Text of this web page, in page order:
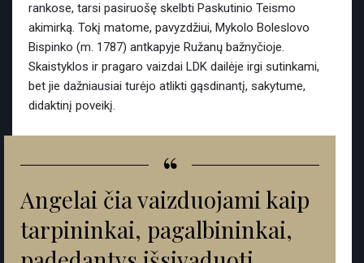
rankose, tarsi pasiruošę skelbti Paskutinio Teismo
akimirką. Tokį matome, pavyzdžiui, Mykolo Boleslovo
Bispinko (m. 1787) antkapyje Ružanų bažnyčioje.
Skaistyklos ir pragaro vaizdai LDK dailėje irgi sutinkami,
bet jie dažniausiai turėjo atlikti gąsdinantį, sakytume,
didaktinį poveikį.
“
Angelai čia vaizduojami kaip
tarpininkai, pagalbininkai,